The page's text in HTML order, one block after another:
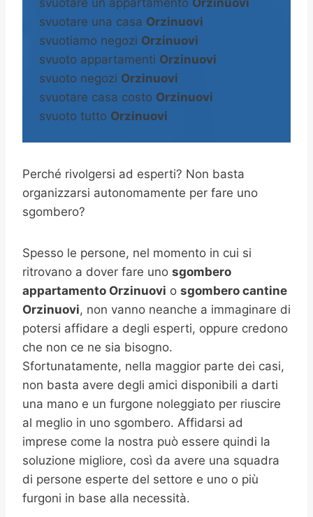
svuotare un appartamento Orzinuovi
svuotare una casa Orzinuovi
svuotiamo negozi Orzinuovi
svuoto appartamenti Orzinuovi
svuoto negozi Orzinuovi
svuotare casa costo Orzinuovi
svuoto tutto Orzinuovi
Perché rivolgersi ad esperti? Non basta
organizzarsi autonomamente per fare uno
sgombero?
Spesso le persone, nel momento in cui si
ritrovano a dover fare uno sgombero
appartamento Orzinuovi o sgombero cantine
Orzinuovi, non vanno neanche a immaginare di
potersi affidare a degli esperti, oppure credono
che non ce ne sia bisogno.
Sfortunatamente, nella maggior parte dei casi,
non basta avere degli amici disponibili a darti
una mano e un furgone noleggiato per riuscire
al meglio in uno sgombero. Affidarsi ad
imprese come la nostra può essere quindi la
soluzione migliore, così da avere una squadra
di persone esperte del settore e uno o più
furgoni in base alla necessità.